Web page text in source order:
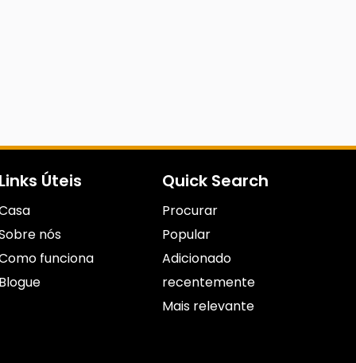
Links Úteis
nós
funciona
Blogue
Quick Search
Procurar
Popular
Adicionado
recentemente
Mais relevante